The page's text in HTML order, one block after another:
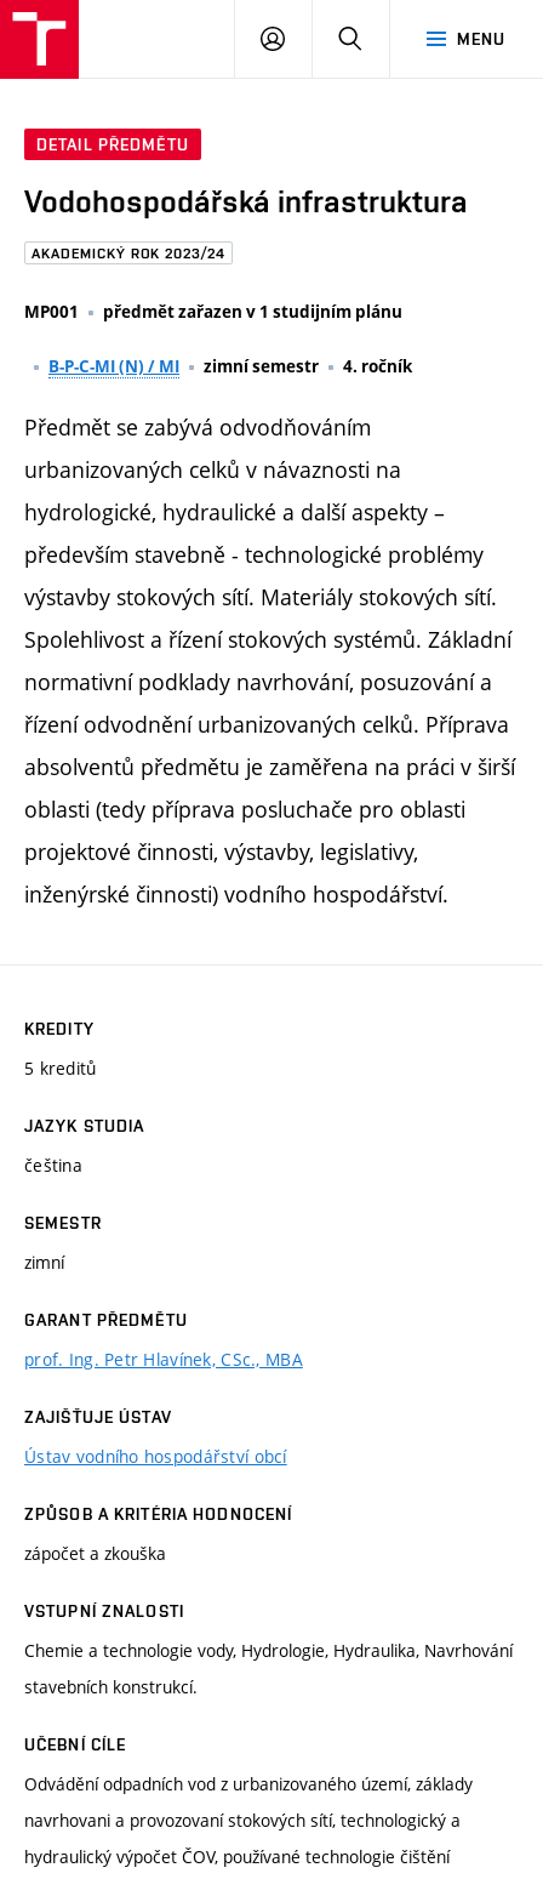
Brno
MENU
PŘIHLÁSIT
DETAIL PŘEDMĚTU
Vodohospodářská infrastruktura
AKADEMICKÝ ROK 2023/24
MP001 předmět zařazen v 1 studijním plánu
B-P-C-MI (N) / MI zimní semestr 4. ročník
Předmět se zabývá odvodňováním
urbanizovaných celků v návaznosti na
hydrologické, hydraulické a další aspekty –
především stavebně - technologické problémy
výstavby stokových sítí. Materiály stokových sítí.
Spolehlivost a řízení stokových systémů. Základní
normativní podklady navrhování, posuzování a
řízení odvodnění urbanizovaných celků. Příprava
absolventů předmětu je zaměřena na práci v širší
oblasti (tedy příprava posluchače pro oblasti
projektové činnosti, výstavby, legislativy,
inženýrské činnosti) vodního hospodářství.
KREDITY
5 kreditů
JAZYK STUDIA
čeština
SEMESTR
zimní
GARANT PŘEDMĚTU
prof. Ing. Petr Hlavínek, CSc., MBA
ZAJIŠŤUJE ÚSTAV
Ústav vodního hospodářství obcí
ZPŮSOB A KRITÉRIA HODNOCENÍ
zápočet a zkouška
VSTUPNÍ ZNALOSTI
Chemie a technologie vody, Hydrologie, Hydraulika, Navrhování
stavebních konstrukcí.
UČEBNÍ CÍLE
Odvádění odpadních vod z urbanizovaného území, základy
navrhovani a provozovaní stokových sítí, technologický a
hydraulický výpočet ČOV, používané technologie čištění